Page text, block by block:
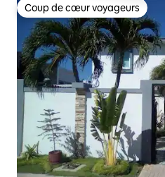
Coup de cœur voyageurs
Coup de cœur voyageurs